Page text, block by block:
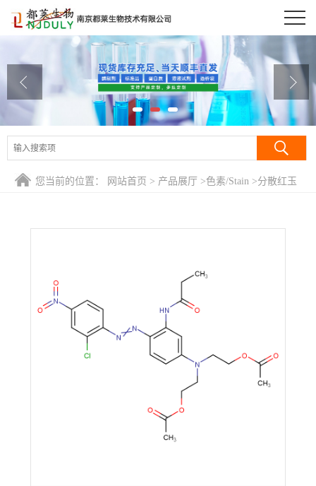
公司介绍
产品展厅
证书荣誉
您当前的位置： 网站首页 > 产品展厅 >色素/Stain >分散红玉